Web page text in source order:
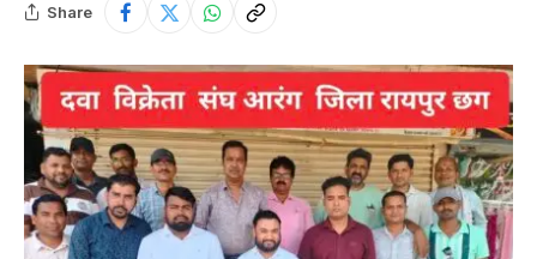
Share